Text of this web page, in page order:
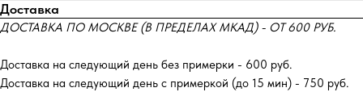
Доставка
ДОСТАВКА ПО МОСКВЕ (В ПРЕДЕЛАХ МКАД) - ОТ 600 РУБ.
Доставка на следующий день без примерки - 600 руб.
Доставка на следующий день с примеркой (до 15 мин) - 750 руб.